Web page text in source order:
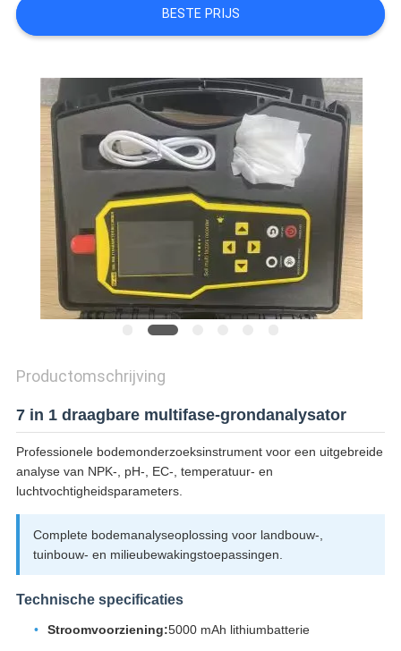
SITEMAP
PRIVACY
POLICY
BESTE PRIJS
Productomschrijving
7 in 1 draagbare multifase-grondanalysator
Professionele bodemonderzoeksinstrument voor een uitgebreide
analyse van NPK-, pH-, EC-, temperatuur- en
luchtvochtigheidsparameters.
Complete bodemanalyseoplossing voor landbouw-,
tuinbouw- en milieubewakingstoepassingen.
Technische specificaties
Stroomvoorziening:5000 mAh lithiumbatterie